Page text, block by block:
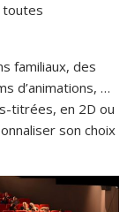
toutes
familiaux, des
d’animations, …
titrées, en 2D ou
son choix